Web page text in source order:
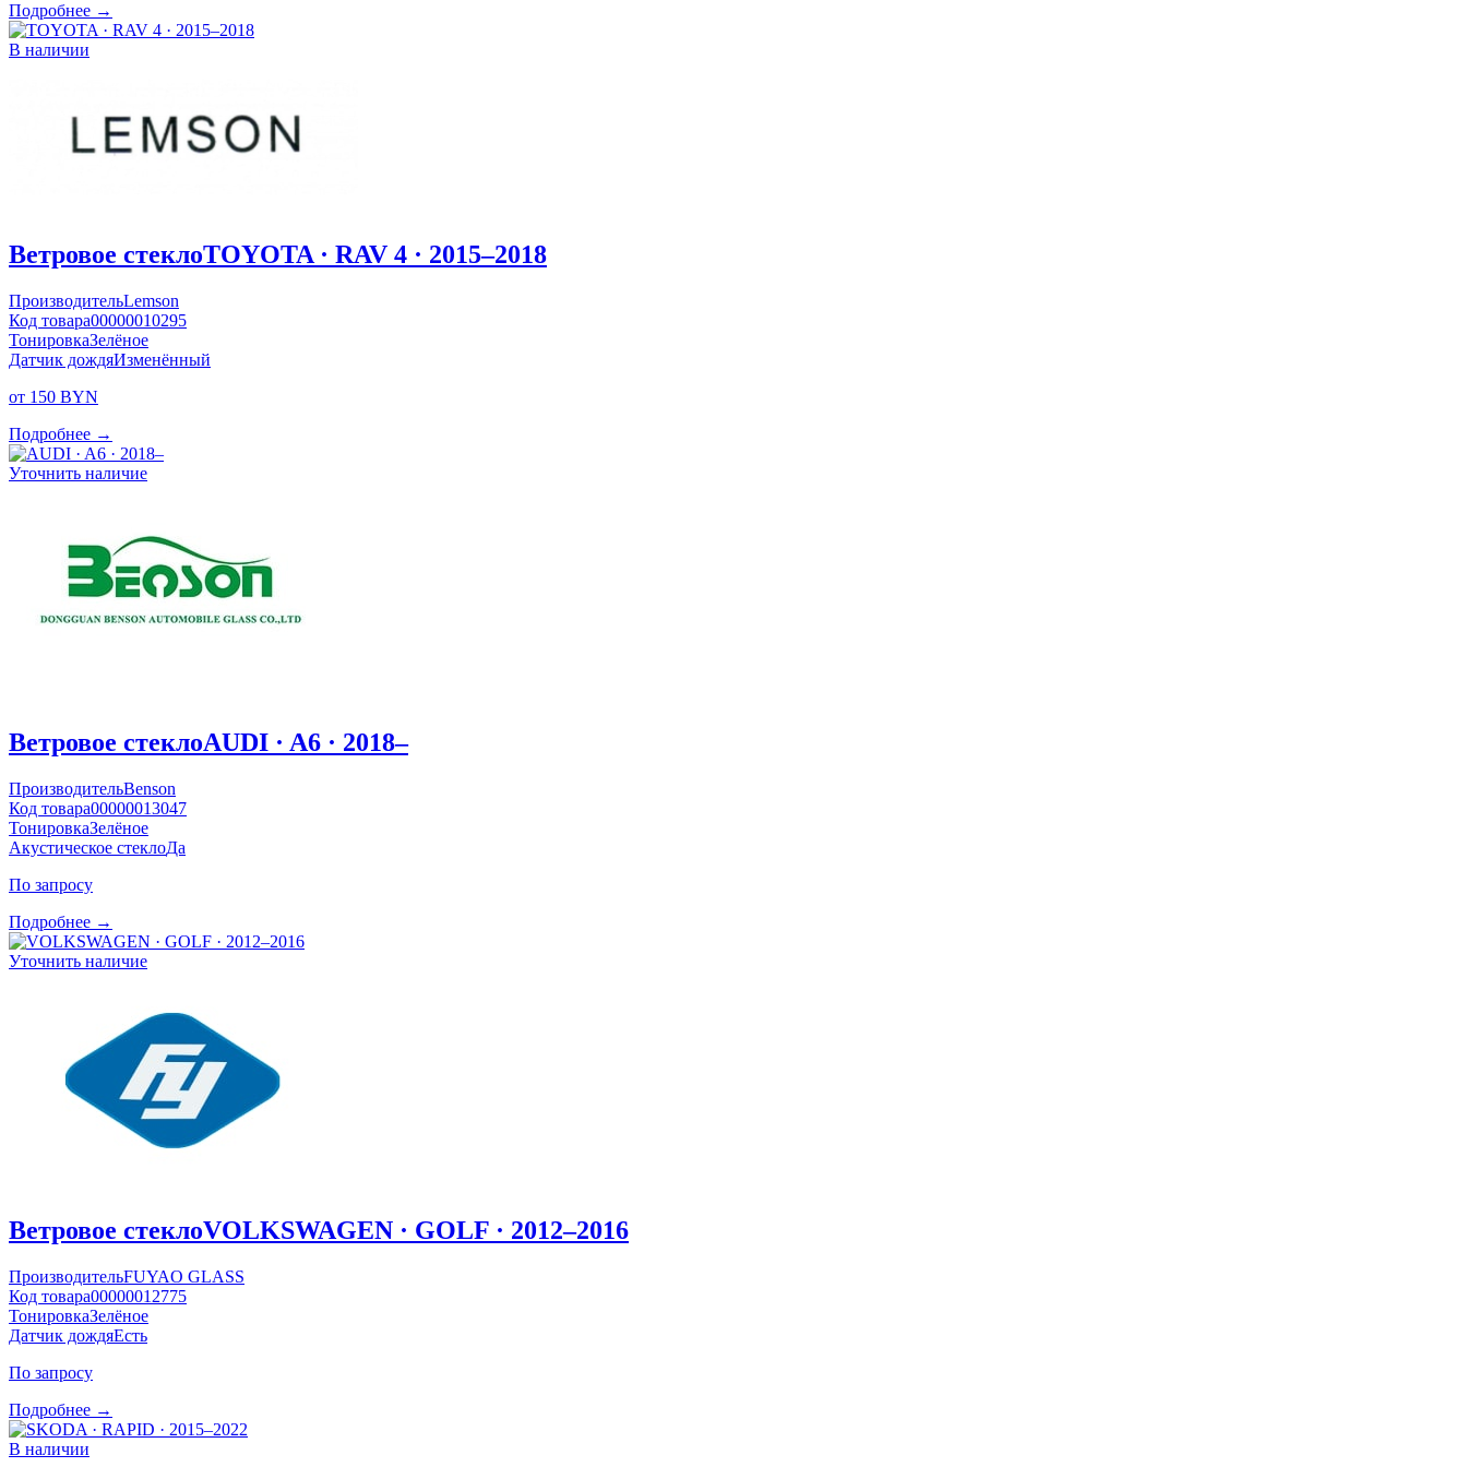
Подробнее →
В наличии
Ветровое стеклоTOYOTA · RAV 4 · 2015–2018
ПроизводительLemson
Код товара00000010295
ТонировкаЗелёное
Датчик дождяИзменённый
от 150 BYN
Подробнее →
Уточнить наличие
Ветровое стеклоAUDI · A6 · 2018–
ПроизводительBenson
Код товара00000013047
ТонировкаЗелёное
Акустическое стеклоДа
По запросу
Подробнее →
Уточнить наличие
Ветровое стеклоVOLKSWAGEN · GOLF · 2012–2016
ПроизводительFUYAO GLASS
Код товара00000012775
ТонировкаЗелёное
Датчик дождяЕсть
По запросу
Подробнее →
В наличии